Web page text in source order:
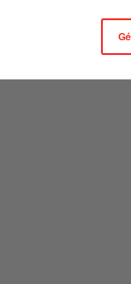
ceux qui vous aiment ? », a
du temps que je prends pour
pour ne pas les décevoir.